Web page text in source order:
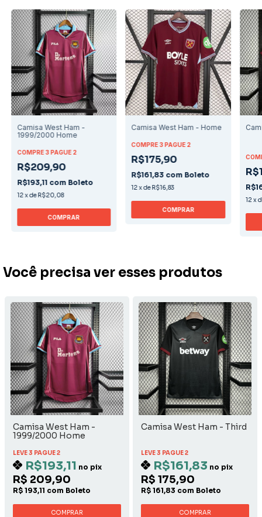
Camisa West Ham -
1999/2000 Home
COMPRE 3 PAGUE 2
R$209,90
R$193,11 com Boleto
12xdeR$20,08
COMPRAR
Camisa West Ham - Home
COMPRE 3 PAGUE 2
R$175,90
R$161,83 com Boleto
12xdeR$16,83
COMPRAR
12 x
Você precisa ver esses produtos
Camisa West Ham -
1999/2000 Home
LEVE 3 PAGUE 2
R$193,11 no pix
R$ 209,90
R$ 193,11 com Boleto
COMPRAR
Camisa West Ham - Third
LEVE 3 PAGUE 2
R$161,83 no pix
R$ 175,90
R$ 161,83 com Boleto
COMPRAR